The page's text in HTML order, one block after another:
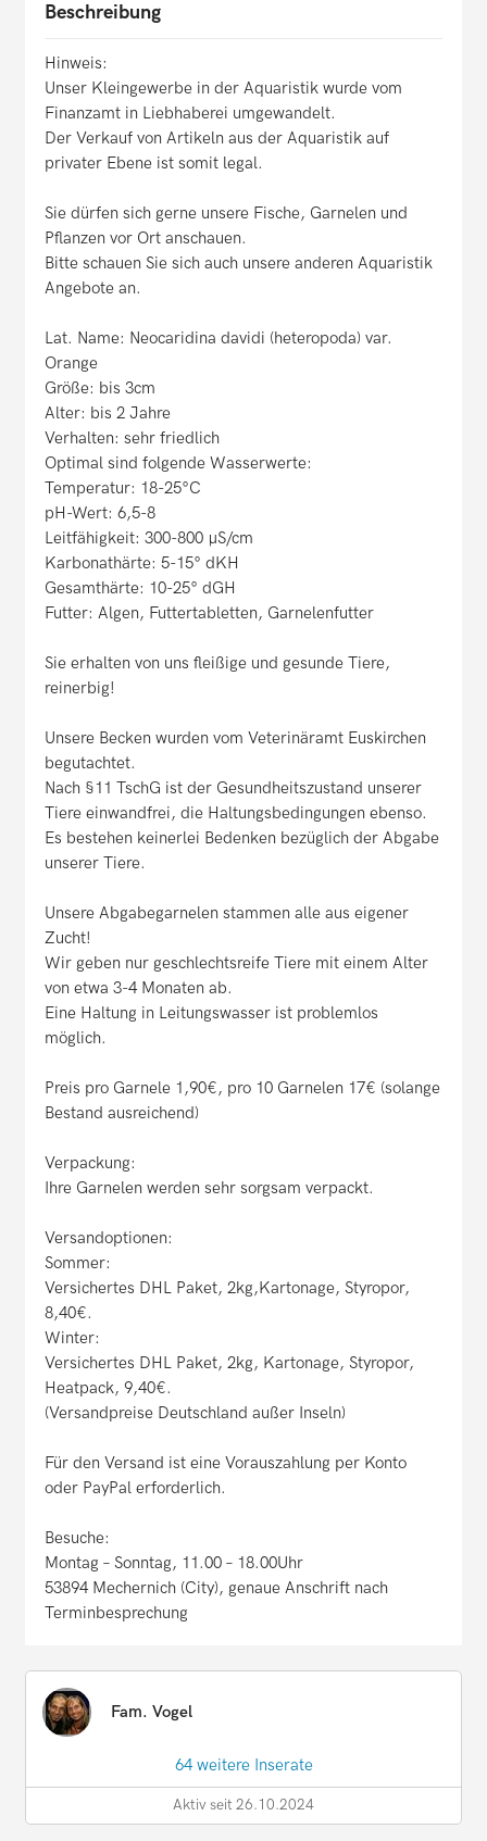
Beschreibung
Hinweis:
Unser Kleingewerbe in der Aquaristik wurde vom
Finanzamt in Liebhaberei umgewandelt.
Der Verkauf von Artikeln aus der Aquaristik auf
privater Ebene ist somit legal.
Sie dürfen sich gerne unsere Fische, Garnelen und
Pflanzen vor Ort anschauen.
Bitte schauen Sie sich auch unsere anderen Aquaristik
Angebote an.
Lat. Name: Neocaridina davidi (heteropoda) var.
Orange
Größe: bis 3cm
Alter: bis 2 Jahre
Verhalten: sehr friedlich
Optimal sind folgende Wasserwerte:
Temperatur: 18-25°C
pH-Wert: 6,5-8
Leitfähigkeit: 300-800 μS/cm
Karbonathärte: 5-15° dKH
Gesamthärte: 10-25° dGH
Futter: Algen, Futtertabletten, Garnelenfutter
Sie erhalten von uns fleißige und gesunde Tiere,
reinerbig!
Unsere Becken wurden vom Veterinäramt Euskirchen
begutachtet.
Nach §11 TschG ist der Gesundheitszustand unserer
Tiere einwandfrei, die Haltungsbedingungen ebenso.
Es bestehen keinerlei Bedenken bezüglich der Abgabe
unserer Tiere.
Unsere Abgabegarnelen stammen alle aus eigener
Zucht!
Wir geben nur geschlechtsreife Tiere mit einem Alter
von etwa 3-4 Monaten ab.
Eine Haltung in Leitungswasser ist problemlos
möglich.
Preis pro Garnele 1,90€, pro 10 Garnelen 17€ (solange
Bestand ausreichend)
Verpackung:
Ihre Garnelen werden sehr sorgsam verpackt.
Versandoptionen:
Sommer:
Versichertes DHL Paket, 2kg,Kartonage, Styropor,
8,40€.
Winter:
Versichertes DHL Paket, 2kg, Kartonage, Styropor,
Heatpack, 9,40€.
(Versandpreise Deutschland außer Inseln)
Für den Versand ist eine Vorauszahlung per Konto
oder PayPal erforderlich.
Besuche:
Montag – Sonntag, 11.00 – 18.00Uhr
53894 Mechernich (City), genaue Anschrift nach
Terminbesprechung
Fam. Vogel
64 weitere Inserate
Aktiv seit 26.10.2024